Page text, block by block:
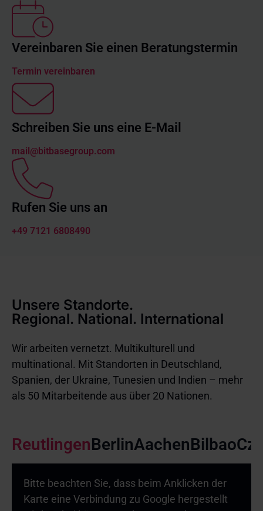
Vereinbaren Sie einen Beratungstermin
Termin vereinbaren
Schreiben Sie uns eine E-Mail
mail@bitbasegroup.com
Rufen Sie uns an
+49 7121 6808490
Unsere Standorte.
Regional. National. International
Wir arbeiten vernetzt. Multikulturell und
multinational. Mit Standorten in Deutschland,
Spanien, der Ukraine, Tunesien und Indien – mehr
als 50 Mitarbeitende aus über 20 Nationen.
ReutlingenBerlinAachenBilbao
Bitte beachten Sie, dass beim Anklicken der
Karte eine Verbindung zu Google hergestellt